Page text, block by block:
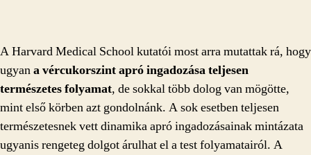
A Harvard Medical School kutatói most arra mutattak rá, hogy
ugyana vércukorszint apró ingadozása teljesen
természetes folyamat, de sokkal több dolog van mögötte,
mint első körben azt gondolnánk. A sok esetben teljesen
természetesnek vett dinamika apró ingadozásainak mintázata
ugyanis rengeteg dolgot árulhat el a test folyamatairól. A